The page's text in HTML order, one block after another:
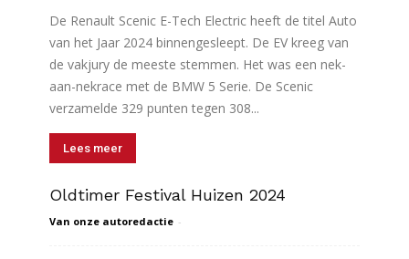
De Renault Scenic E-Tech Electric heeft de titel Auto
van het Jaar 2024 binnengesleept. De EV kreeg van
de vakjury de meeste stemmen. Het was een nek-
aan-nekrace met de BMW 5 Serie. De Scenic
verzamelde 329 punten tegen 308...
Lees meer
Oldtimer Festival Huizen 2024
Van onze autoredactie -